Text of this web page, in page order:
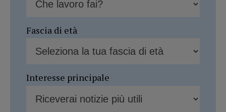
Fascia di età
Interesse principale